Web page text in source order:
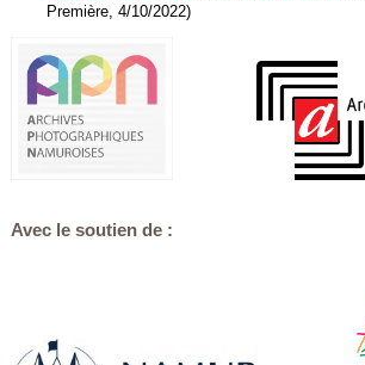
Première, 4/10/2022)
Avec le soutien de :